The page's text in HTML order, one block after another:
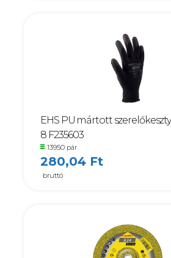
EHS PU mártott
8 F235603
13950 pár
280,04 Ft
bruttó